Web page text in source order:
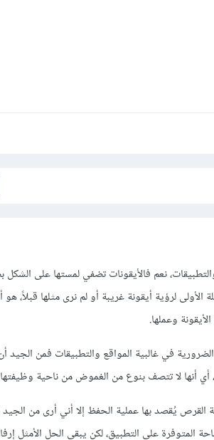
نعم فالأيقونات تضفي لمستها على
لرؤية أيقونة غريبة أو لم نرى مثلها
وعملها.
في غالبية المواقع والتطبيقات فمن الجيد
أنها لا تتصف بنوع من الغموض من ناحية
القرص يُقصد بها عملية الحفظ إلا أني أرى من
المتوفرة على التطبيق، لكن يبقى الحل الأمثل